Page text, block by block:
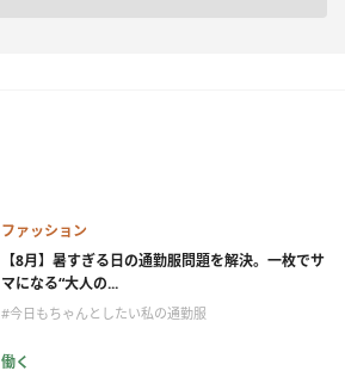
ファッション
【8月】暑すぎる日の通勤服問題を解決。一枚でサ
マになる“大人の...
#今日もちゃんとしたい私の通勤服
働く